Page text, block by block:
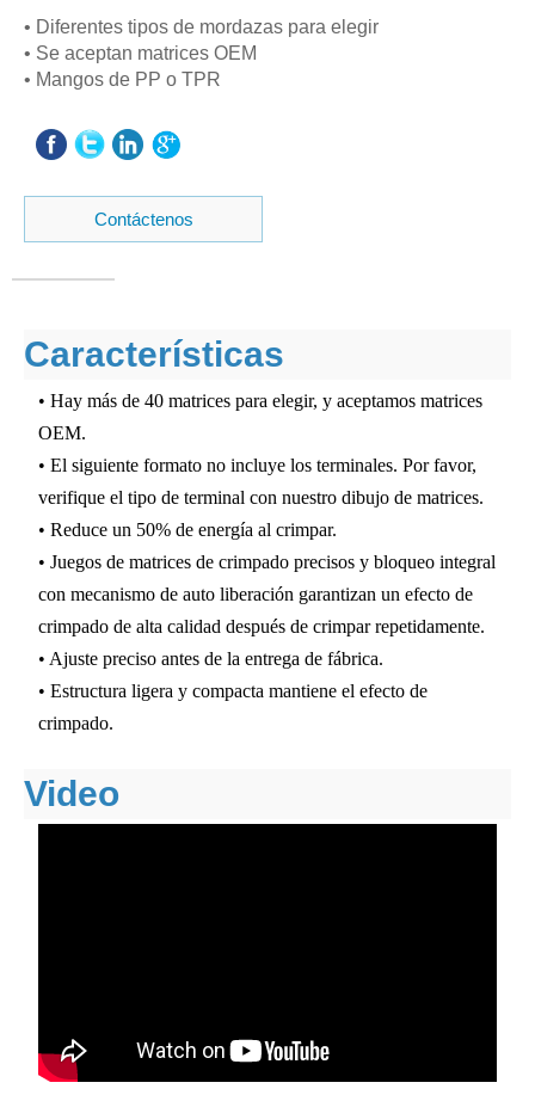
• Diferentes tipos de mordazas para elegir
• Se aceptan matrices OEM
• Mangos de PP o TPR
Contáctenos
Características
• Hay más de 40 matrices para elegir, y aceptamos matrices
OEM.
• El siguiente formato no incluye los terminales. Por favor,
verifique el tipo de terminal con nuestro dibujo de matrices.
• Reduce un 50% de energía al crimpar.
• Juegos de matrices de crimpado precisos y bloqueo integral
con mecanismo de auto liberación garantizan un efecto de
crimpado de alta calidad después de crimpar repetidamente.
• Ajuste preciso antes de la entrega de fábrica.
• Estructura ligera y compacta mantiene el efecto de
crimpado.
Video